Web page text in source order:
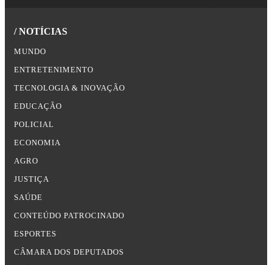
/ NOTÍCIAS
MUNDO
ENTRETENIMENTO
TECNOLOGIA & INOVAÇÃO
EDUCAÇÃO
POLICIAL
ECONOMIA
AGRO
JUSTIÇA
SAÚDE
CONTEÚDO PATROCINADO
ESPORTES
CÂMARA DOS DEPUTADOS